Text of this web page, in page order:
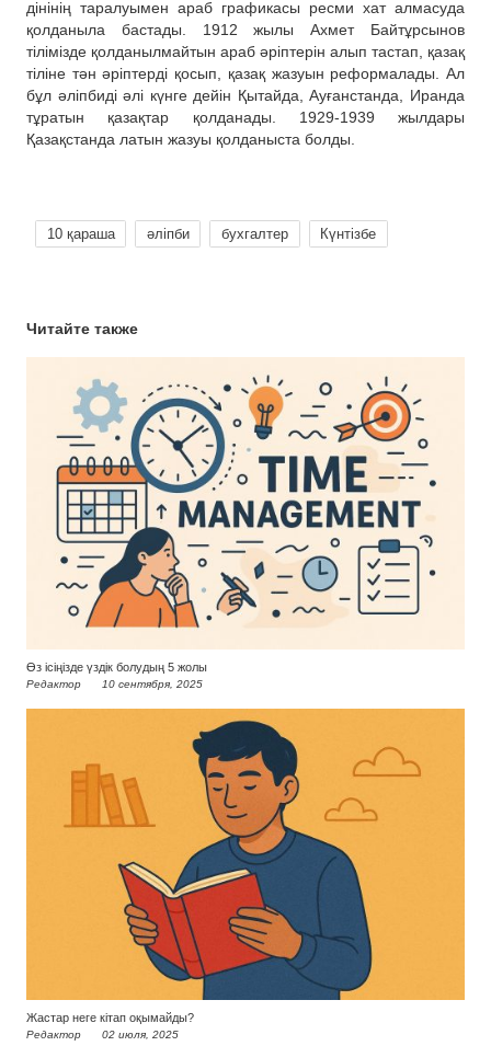
дінінің таралуымен араб графикасы ресми хат алмасуда
қолданыла бастады. 1912 жылы Ахмет Байтұрсынов
тілімізде қолданылмайтын араб әріптерін алып тастап, қазақ
тіліне тән әріптерді қосып, қазақ жазуын реформалады. Ал
бұл әліпбиді әлі күнге дейін Қытайда, Ауғанстанда, Иранда
тұратын қазақтар қолданады. 1929-1939 жылдары
Қазақстанда латын жазуы қолданыста болды.
10 қараша әліпби бухгалтер Күнтізбе
Читайте также
Өз ісіңізде үздік болудың 5 жолы
Редактор 10 сентября, 2025
Жастар неге кітап оқымайды?
Редактор 02 июля, 2025